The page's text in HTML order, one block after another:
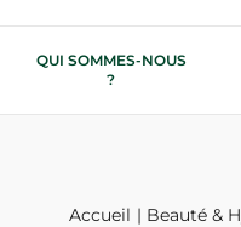
QUI SOMMES-NOUS
?
Accueil Beauté &